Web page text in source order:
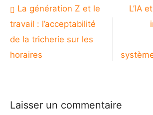
Navigation
de
l’article
La génération Z et le
travail : l’acceptabilité
de la tricherie sur les
horaires
L’IA
Laisser un commentaire